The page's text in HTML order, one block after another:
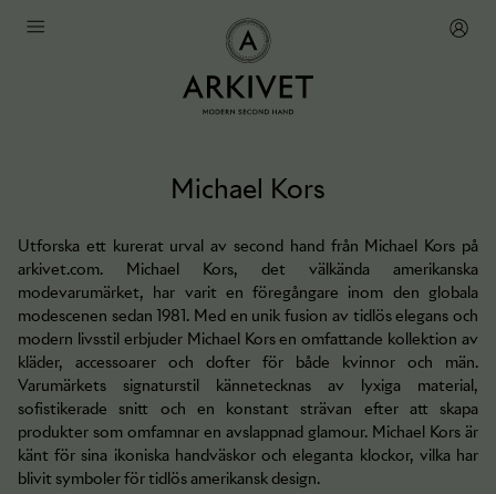
Michael Kors
Utforska ett kurerat urval av second hand från Michael Kors på
arkivet.com. Michael Kors, det välkända amerikanska
modevarumärket, har varit en föregångare inom den globala
modescenen sedan 1981. Med en unik fusion av tidlös elegans och
modern livsstil erbjuder Michael Kors en omfattande kollektion av
kläder, accessoarer och dofter för både kvinnor och män.
Varumärkets signaturstil kännetecknas av lyxiga material,
sofistikerade snitt och en konstant strävan efter att skapa
produkter som omfamnar en avslappnad glamour. Michael Kors är
känt för sina ikoniska handväskor och eleganta klockor, vilka har
blivit symboler för tidlös amerikansk design.